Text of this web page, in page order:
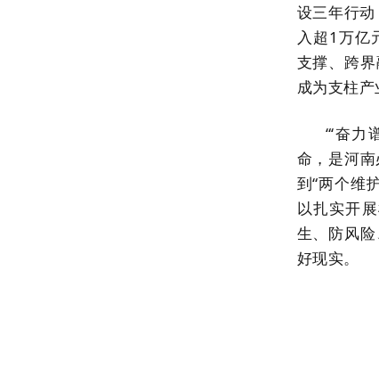
设三年行
入超1万亿
支撑、跨
成为支柱产
“‘奋
命，是河
到“两个维
以扎实开
生、防风
好现实。